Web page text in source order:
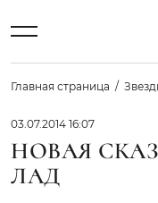
Главная страница
03.07.2014 16:07
НОВАЯ
ЛАД